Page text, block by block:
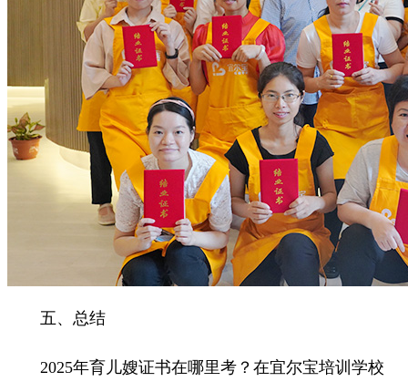
五、总结
2025年育儿嫂证书在哪里考？在宜尔宝培训学校